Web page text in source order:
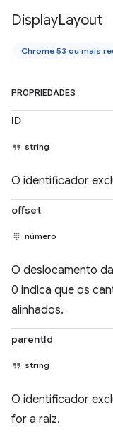
DisplayLayout
Chrome 53 ou mais
PROPRIEDADES
ID
string
O identificador
offset
número
O deslocamento
0 indica que os
alinhados.
parentId
string
O identificador
for a raiz.